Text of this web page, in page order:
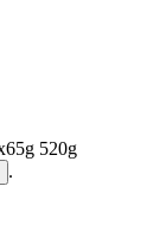
520g
.